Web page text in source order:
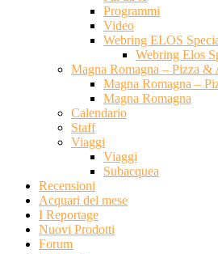
Programmi
Video
Webring ELOS
Webring Elos
Magna Romagna – Pizza &
Magna Romagna –
Magna Romagna
Calendario
Staff
Viaggi
Viaggi
Subacquea
Recensioni
Acquari del mese
I Reportage
Nuovi Prodotti
Forum